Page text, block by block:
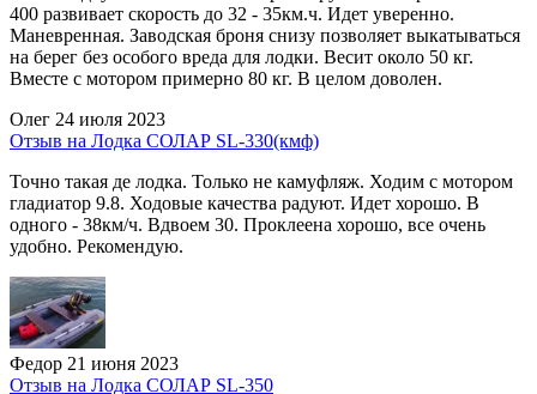
400 развивает скорость до 32 - 35км.ч. Идет уверенно.
Маневренная. Заводская броня снизу позволяет выкатываться
на берег без особого вреда для лодки. Весит около 50 кг.
Вместе с мотором примерно 80 кг. В целом доволен.
Олег 24 июля 2023
Отзыв на Лодка СОЛАР SL-330(кмф)
Точно такая де лодка. Только не камуфляж. Ходим с мотором
гладиатор 9.8. Ходовые качества радуют. Идет хорошо. В
одного - 38км/ч. Вдвоем 30. Проклеена хорошо, все очень
удобно. Рекомендую.
Федор 21 июня 2023
Отзыв на Лодка СОЛАР SL-350